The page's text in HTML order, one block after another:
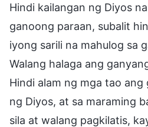
Hindi kailangan ng Diyos
ganoong paraan, subalit
iyong sarili na mahulog sa
Walang halaga ang
Hindi alam ng mga tao ang
ng Diyos, at sa maraming
sila at walang pagkilatis,